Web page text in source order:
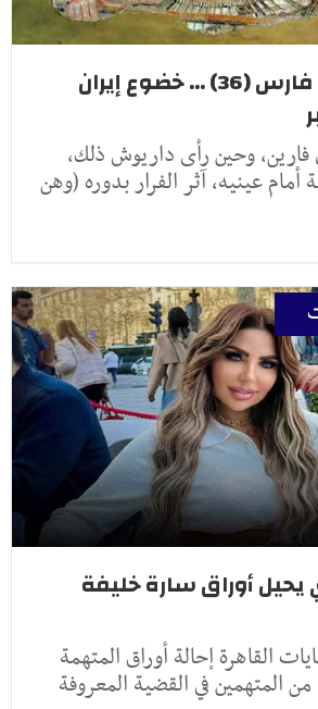
مسلسل تاريخ فارس (36) ... خضوع إيران
فارين، وحين رأى داريوش ذلك،
أمام عينيه، آثر الفرار بدوره (وهن
يحيل أوراق سارة خليفة
القاهرة إحالة أوراق المتهمة
المتهمين في القضية المعروفة